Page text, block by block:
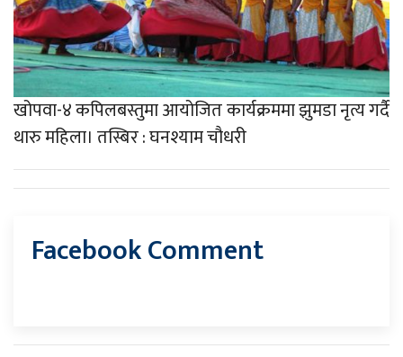
खोपवा-४ कपिलबस्तुमा आयोजित कार्यक्रममा झुमडा नृत्य गर्दै
थारु महिला। तस्बिर : घनश्याम चौधरी
Facebook Comment